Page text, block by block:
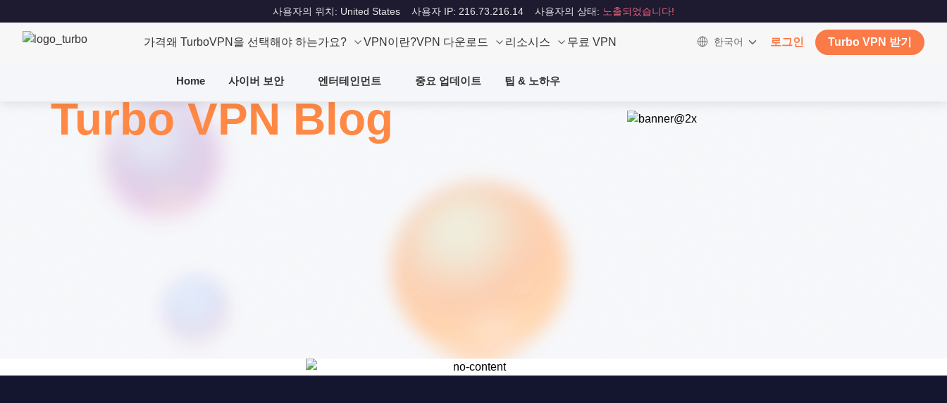
사용자의 위치: United States 사용자 IP: 216.73.216.14 사용자의 상태: 노출되었습니다!
가격왜 TurboVPN을 선택해야 하는가요? VPN이란?VPN 다운로드 리소시스 무료 VPN 한국어 로그인 Turbo VPN 받기
Home 사이버 보안 엔터테인먼트 중요 업데이트 팁 & 노하우
Turbo VPN Blog